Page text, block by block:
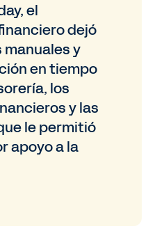
el
dejó
y
en tiempo
los
y las
le permitió
apoyo a la